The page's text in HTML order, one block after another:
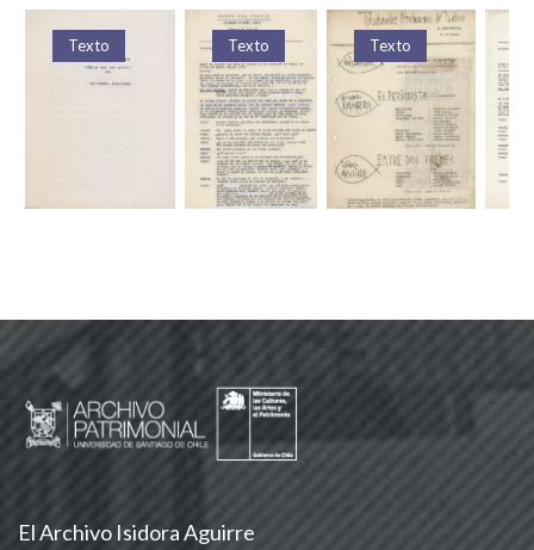
Texto Texto Texto
El Archivo Isidora Aguirre